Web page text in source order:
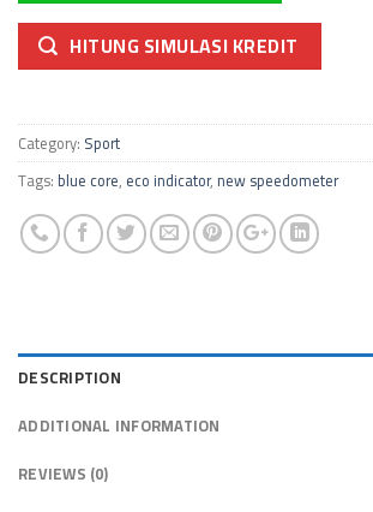
HITUNG SIMULASI KREDIT
Category: Sport
Tags: blue core, eco indicator, new speedometer
DESCRIPTION
ADDITIONAL INFORMATION
REVIEWS (0)